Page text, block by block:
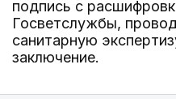
подпись с
Госветслужбы,
санитарную
заключение.